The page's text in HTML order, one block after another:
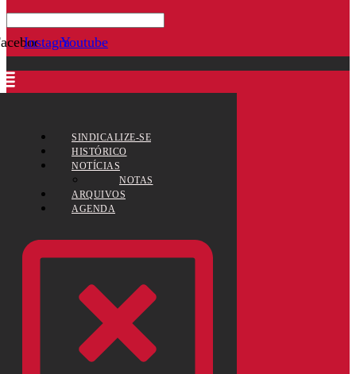
InstagramYoutube
SINDICALIZE-SE
HISTÓRICO
NOTÍCIAS
NOTAS
ARQUIVOS
AGENDA